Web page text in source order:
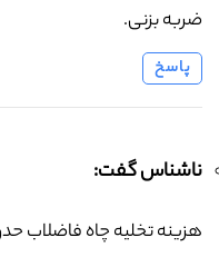
ضربه بزنی.
پاسخ
ناشناس گفت:
هزینه تخلیه چاه فاضلاب